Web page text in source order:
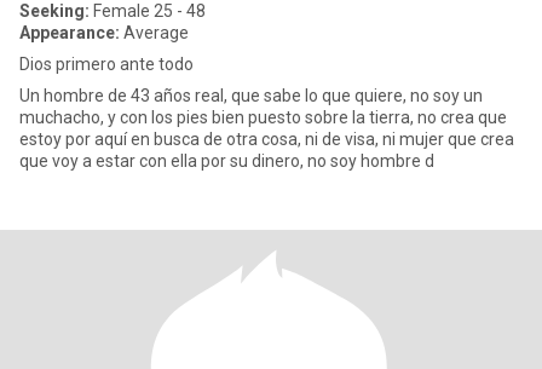
Seeking: Female 25 - 48
Appearance: Average
Dios primero ante todo
Un hombre de 43 años real, que sabe lo que quiere, no soy un
muchacho, y con los pies bien puesto sobre la tierra, no crea que
estoy por aquí en busca de otra cosa, ni de visa, ni mujer que crea
que voy a estar con ella por su dinero, no soy hombre d